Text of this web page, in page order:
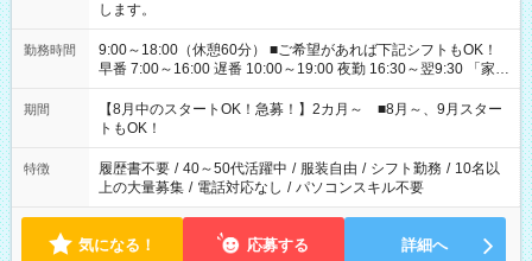
します。
勤務時間
9:00～18:00（休憩60分） ■ご希望があれば下記シフトもOK！
早番 7:00～16:00 遅番 10:00～19:00 夜勤 16:30～翌9:30 「家族
と休みを合わせたい」 「余裕を持って夕飯の準備がしたい」
「できれば残業はしたくない」 など、ご希望を教えてください
ね。 ※Wワーク希望の方へ 今ご覧のお仕事で希望する勤務時間
と、もう1つのお仕事の勤務時間。 合計で週40時間を超える場
合は応募できません。
期間
【8月中のスタートOK！急募！】2カ月～ ■8月～、9月スター
トもOK！
特徴 履歴書不要 / 40～50代活躍中 / 服装自由 / シフト勤務 / 10名以
上の大量募集 / 電話対応なし / パソコンスキル不要
気になる！ 応募する 詳細へ